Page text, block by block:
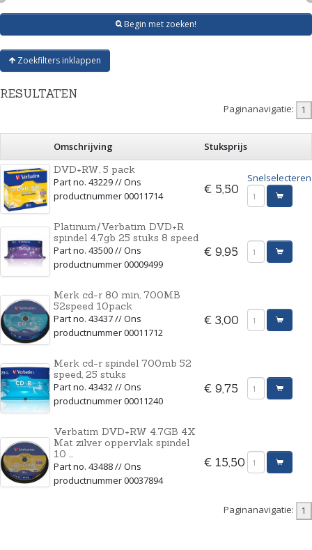
Begin met zoeken!
Zoekfilters inklappen
RESULTATEN
Paginanavigatie:
Omschrijving
Stuksprijs
DVD+RW, 5 pack
Part no. 43229 // Ons
productnummer 00011714
€ 5,50
Snelselecteren
Platinum/Verbatim DVD+R
spindel 4,7gb 25 stuks 8 speed
Part no. 43500 // Ons
productnummer 00009499
€ 9,95
Merk cd-r 80 min, 700MB
52speed 10pack
Part no. 43437 // Ons
productnummer 00011712
€ 3,00
Merk cd-r spindel 700mb 52
speed, 25 stuks
Part no. 43432 // Ons
productnummer 00011240
€ 9,75
Verbatim DVD+RW 4.7GB 4X
Mat zilver oppervlak spindel
10 ...
Part no. 43488 // Ons
productnummer 00037894
€ 15,50
Paginanavigatie: